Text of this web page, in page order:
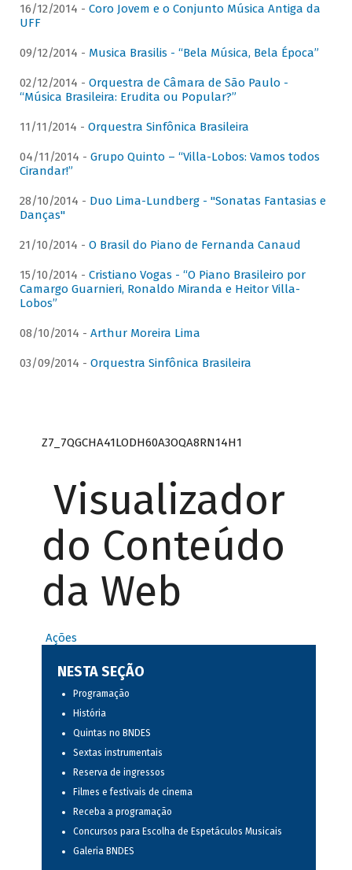
16/12/2014 - Coro Jovem e o Conjunto Música Antiga da
UFF
09/12/2014 - Musica Brasilis - “Bela Música, Bela Época”
02/12/2014 - Orquestra de Câmara de São Paulo -
“Música Brasileira: Erudita ou Popular?”
11/11/2014 - Orquestra Sinfônica Brasileira
04/11/2014 - Grupo Quinto – “Villa-Lobos: Vamos todos
Cirandar!”
28/10/2014 - Duo Lima-Lundberg - "Sonatas Fantasias e
Danças"
21/10/2014 - O Brasil do Piano de Fernanda Canaud
15/10/2014 - Cristiano Vogas - “O Piano Brasileiro por
Camargo Guarnieri, Ronaldo Miranda e Heitor Villa-
Lobos”
08/10/2014 - Arthur Moreira Lima
03/09/2014 - Orquestra Sinfônica Brasileira
Z7_7QGCHA41LODH60A3OQA8RN14H1
Visualizador
do Conteúdo
da Web
Ações
NESTA SEÇÃO
Programação
História
Quintas no BNDES
Sextas instrumentais
Reserva de ingressos
Filmes e festivais de cinema
Receba a programação
Concursos para Escolha de Espetáculos Musicais
Galeria BNDES